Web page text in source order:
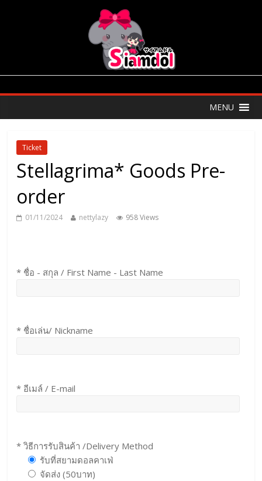
MENU
Ticket
Stellagrima* Goods Pre-
order
01/11/2024 nettylazy 958 Views
* ชื่อ - สกุล / First Name - Last Name
* ชื่อเล่น/ Nickname
* อีเมล์ / E-mail
* วิธีการรับสินค้า /Delivery Method
รับที่สยามดอลคาเฟ่
จัดส่ง (50บาท)